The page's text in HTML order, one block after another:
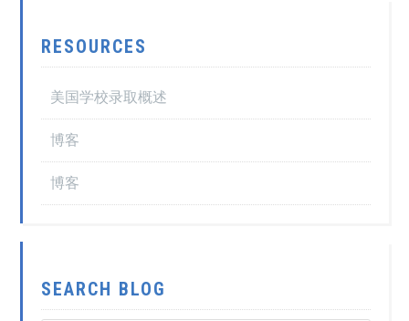
RESOURCES
美国学校录取概述
博客
博客
SEARCH BLOG